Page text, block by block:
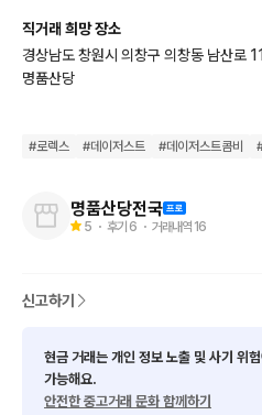
구성품 : 케이스 /  본품 / 보증서
전국 어디든 협의 후 거래가능합니
직거래 희망 장소
경상남도 창원시 의창구 의창동 남산로
명품산당
#로렉스 #데이저스트 #데이저스트콤비
명품산당전국
5 ・ 후기 6 ・ 거래내역 16
신고하기
현금 거래는 개인 정보 노출 및 사기 위
가능해요.
안전한 중고거래 문화 함께하기